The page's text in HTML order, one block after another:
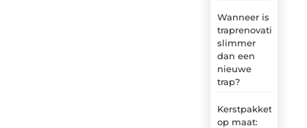
Wanneer is
traprenovatie
slimmer
dan een
nieuwe
trap?
Kerstpakket
op maat: